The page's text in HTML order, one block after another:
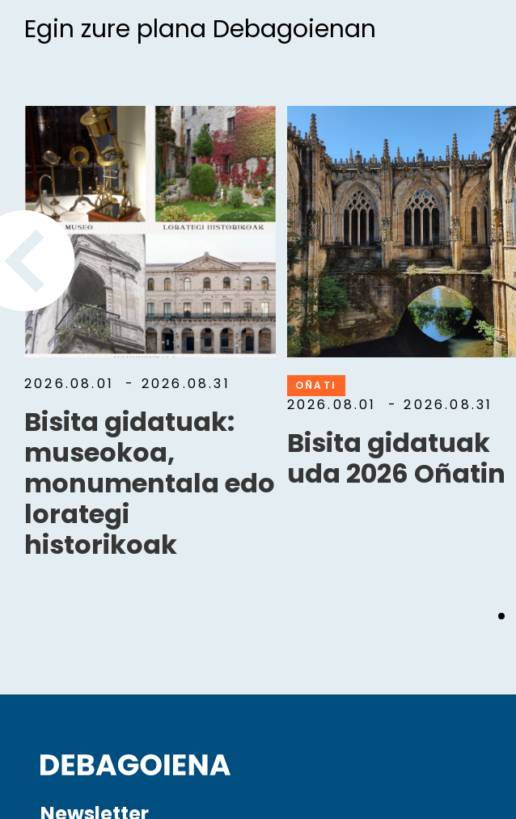
Egin zure plana Debagoienan
2026.08.01 - 2026.08.31
Bisita gidatuak:
museokoa,
monumentala edo
lorategi
historikoak
OÑATI
2026.08.01 - 2026.08.31
Bisita gidatuak
uda 2026 Oñatin